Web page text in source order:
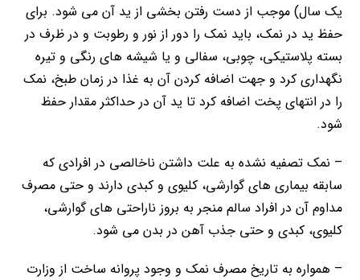
یک سال) موجب از دست رفتن بخشی از ید آن می شود. برای
حفظ ید در نمک، باید نمک را دور از نور و رطوبت و در ظرف در
بسته پلاستیکی، چوبی، سفالی و یا شیشه های رنگی و تیره
نگهداری کرد و جهت اضافه کردن آن به غذا در زمان طبخ، نمک
را در انتهای پخت اضافه کرد تا ید آن در حداکثر مقدار حفظ
شود.
– نمک تصفیه نشده به علت داشتن ناخالصی در افرادی که
سابقه بیماری های گوارشی، کلیوی و کبدی دارند و حتی مصرف
مداوم آن در افراد سالم منجر به بروز ناراحتی های گوارشی،
کلیوی، کبدی و حتی جذب آهن در بدن می شود.
– همواره به تاریخ مصرف نمک و وجود پروانه ساخت از وزارت